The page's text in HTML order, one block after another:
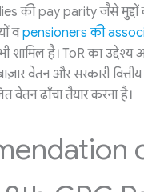
की pay parity जैसे मुद्दों
वpensioners की
शामिल है। ToR का उद्देश्य
वेतन और सरकारी
ढाँचा तैयार करना है।